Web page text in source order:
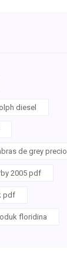
diesel
de grey precio
2005 pdf
pdf
floridina